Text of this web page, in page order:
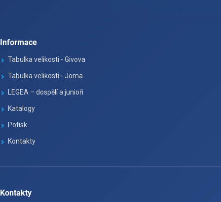
Informace
Tabulka velikosti - Givova
Tabulka velikosti - Joma
LEGEA – dospělí a junioři
Katalogy
Potisk
Kontakty
Kontakty